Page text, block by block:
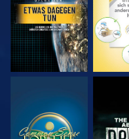
ANSEHEN